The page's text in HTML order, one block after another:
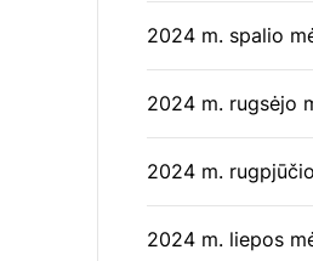
2024 m. spalio
2024 m. rugsėjo
2024 m.
2024 m. liepos